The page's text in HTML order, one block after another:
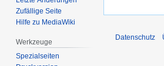
Zufällige Seite
Hilfe zu MediaWiki
Werkzeuge
Spezialseiten
Datenschutz